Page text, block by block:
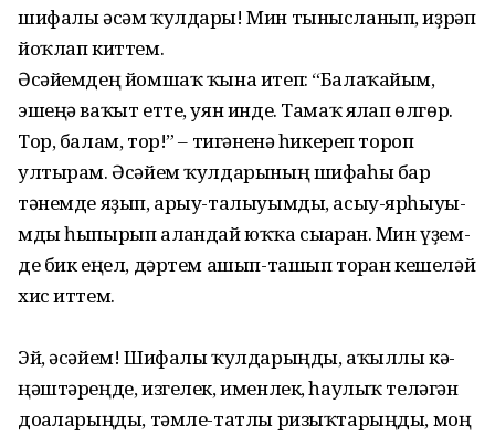
шифалы әсәм ҡулдары! Мин тынысланып, иҙрәп
йоҡлап киттем.
Әсәйемдең йомшаҡ ҡы­на итеп: “Балаҡайым,
эше­ңә ваҡыт етте, уян инде. Тамаҡ ялғап өлгөр.
Тор, балам, тор!” – тигәненә һике­реп тороп
ултырам. Әсәйем ҡулдарының шифа­һы бар
тәнемде яҙып, арыу-талыуымды, асыу-ярһы­у­ы­
м­ды һыпырып алғандай юҡҡа сығарған. Мин үҙем­
де бик еңел, дәртем ашып-ташып торған кешеләй
хис иттем.
Эй, әсәйем! Шифалы ҡулдарыңды, аҡыллы кә­
ңәш­тәреңде, изгелек, именлек, һаулыҡ теләгән
доғаларыңды, тәмле-татлы ризыҡ­тарыңды, моң